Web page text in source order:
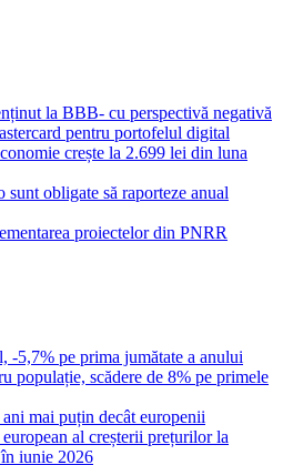
la BBB- cu perspectivă negativă
pentru portofelul digital
crește la 2.699 lei din luna
obligate să raporteze anual
proiectelor din PNRR
-5,7% pe prima jumătate a anului
populație, scădere de 8% pe primele
mai puțin decât europenii
al creșterii prețurilor la
iunie 2026